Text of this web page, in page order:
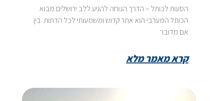
הסעות לכותל – הדרך הנוחה להגיע ללב ירושלים מבוא
הכותל המערבי הוא אתר קדוש ומשמעותי לכל הדתות. בין
אם מדובר
קרא מאמר מלא